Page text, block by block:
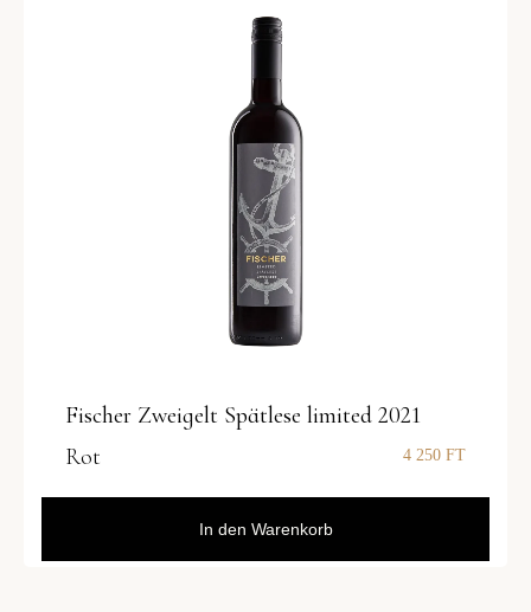
Fischer Zweigelt Spätlese limited 2021
Rot
4 250 FT
In den Warenkorb